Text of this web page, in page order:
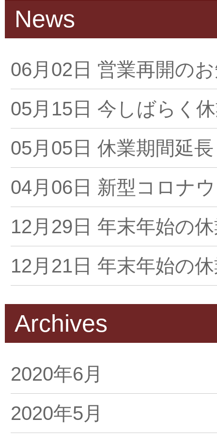
ナ
ビ
ゲ
ー
シ
ョ
ン
News
06月02日 営業再開の
05月15日 今しばらく
05月05日 休業期間延長
04月06日 新型コロナウィ
12月29日 年末年始の
12月21日 年末年始の
10月29日10月29日～
10月14日10月15日（
08月28日 9月1日（金
07月25日 夏季休暇の
Archives
2020年6月
2020年5月